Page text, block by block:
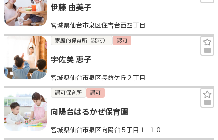
伊藤 由美子
宮城県仙台市泉区住吉台西四丁目
家庭的保育所（認可） 認可
宇佐美 恵子
宮城県仙台市泉区長命ケ丘２丁目
認可保育所 認可
向陽台はるかぜ保育園
宮城県仙台市泉区向陽台５丁目１−１０